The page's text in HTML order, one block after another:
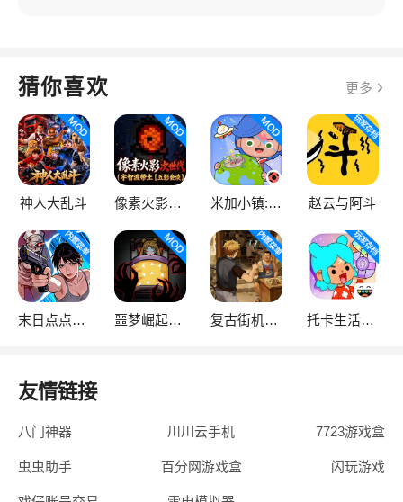
猜你喜欢 更多
神人大乱斗 像素火影次世代 米加小镇:世界 赵云与阿斗
末日点点（辅助菜单） 噩梦崛起：生存 复古街机大亨 托卡生活：世界
友情链接
八门神器 川川云手机 7723游戏盒
虫虫助手 百分网游戏盒 闪玩游戏